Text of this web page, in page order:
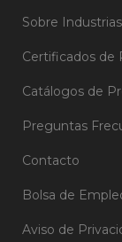
Sobre
Certificados de
Catálogos de
Preguntas
Contacto
Bolsa de
Aviso de